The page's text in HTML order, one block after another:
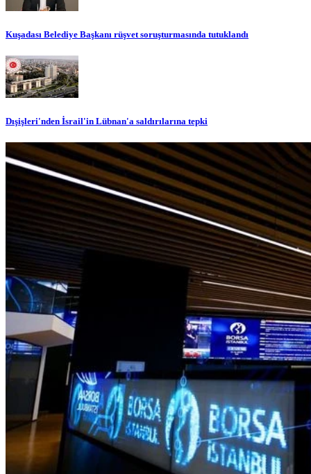
Kuşadası Belediye Başkanı rüşvet soruşturmasında tutuklandı
Dışişleri'nden İsrail'in Lübnan'a saldırılarına tepki